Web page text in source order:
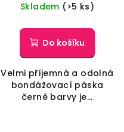
Skladem (>5 ks)
Do košíku
Velmi příjemná a odolná
bondážovací páska
černé barvy je...